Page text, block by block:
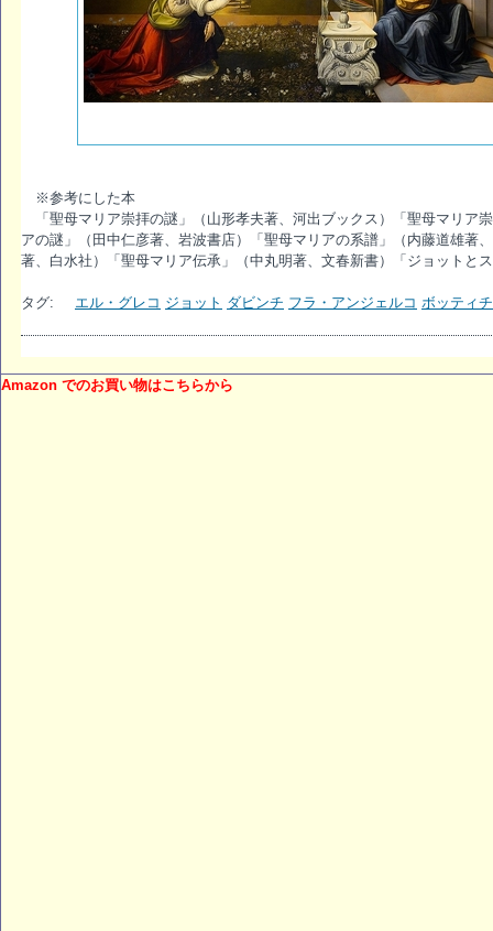
※参考にした本
「聖母マリア崇拝の謎」（山形孝夫著、河出ブックス）「聖母マリア
アの謎」（田中仁彦著、岩波書店）「聖母マリアの系譜」（内藤道雄著
著、白水社）「聖母マリア伝承」（中丸明著、文春新書）「ジョットと
タグ: エル・グレコ ジョット ダビンチ フラ・アンジェルコ ボッティ
Amazon でのお買い物はこちらから